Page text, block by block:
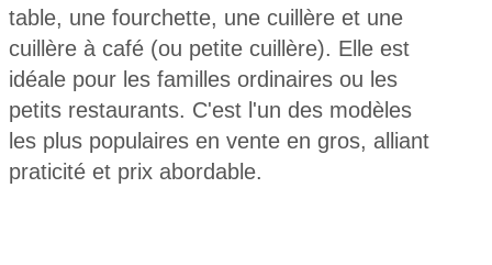
table, une fourchette, une cuillère et une
cuillère à café (ou petite cuillère). Elle est
idéale pour les familles ordinaires ou les
petits restaurants. C'est l'un des modèles
les plus populaires en vente en gros, alliant
praticité et prix abordable.